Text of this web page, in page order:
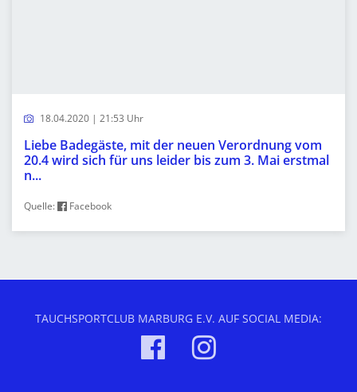
18.04.2020 | 21:53 Uhr
Liebe Badegäste, mit der neuen Verordnung vom
20.4 wird sich für uns leider bis zum 3. Mai erstmal
n...
Quelle: Facebook
TAUCHSPORTCLUB MARBURG E.V. AUF SOCIAL MEDIA: